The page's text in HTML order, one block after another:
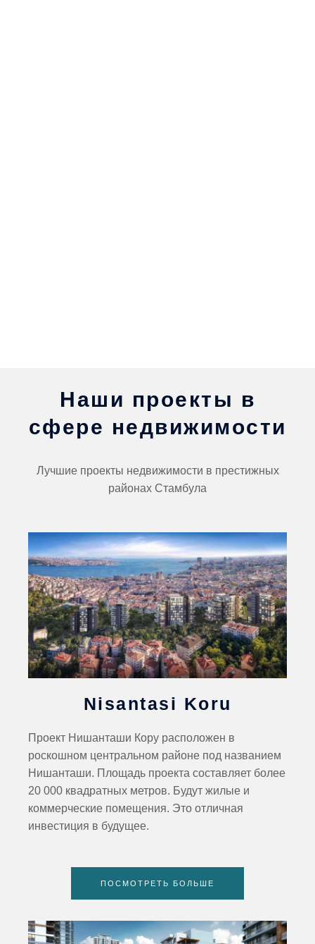
Наши проекты в
сфере недвижимости
Лучшие проекты недвижимости в престижных
районах Стамбула
Nisantasi Koru
Проект Нишанташи Кору расположен в
роскошном центральном районе под названием
Нишанташи. Площадь проекта составляет более
20 000 квадратных метров. Будут жилые и
коммерческие помещения. Это отличная
инвестиция в будущее.
ПОСМОТРЕТЬ БОЛЬШЕ